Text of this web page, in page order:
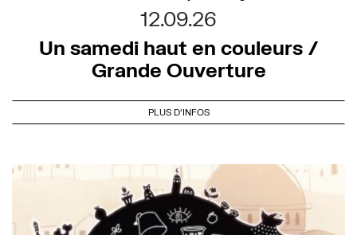
12.09.26
Un samedi haut en couleurs /
Grande Ouverture
PLUS D'INFOS